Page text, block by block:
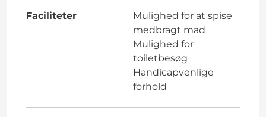
Faciliteter
Mulighed for at spise
medbragt mad
Mulighed for
toiletbesøg
Handicapvenlige
forhold